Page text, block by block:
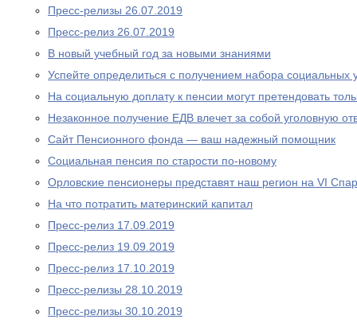
Пресс-релизы 26.07.2019
Пресс-релиз 26.07.2019
В новый учебный год за новыми знаниями
Успейте определиться с получением набора социальных
На социальную доплату к пенсии могут претендовать
Незаконное получение ЕДВ влечет за собой уголовную
Сайт Пенсионного фонда — ваш надежный помощник
Социальная пенсия по старости по-новому
Орловские пенсионеры представят наш регион на VI
На что потратить материнский капитал
Пресс-релиз 17.09.2019
Пресс-релиз 19.09.2019
Пресс-релиз 17.10.2019
Пресс-релизы 28.10.2019
Пресс-релизы 30.10.2019